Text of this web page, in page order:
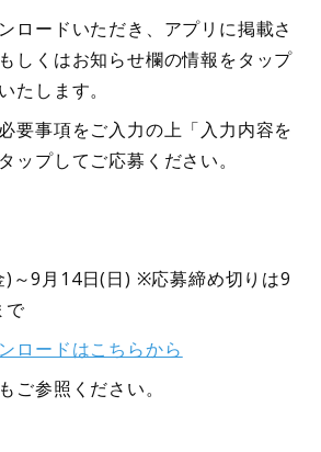
ロードいただき、アプリに掲載さ
しくはお知らせ欄の情報をタップ
たします。
要事項をご入力の上「入力内容を
ップしてご応募ください。
) ～9 月 14日( 日) ※応募締め切りは9
で
ロードはこちらから
ご参照ください。